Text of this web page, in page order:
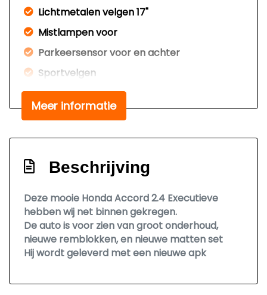
Lichtmetalen velgen 17"
Mistlampen voor
Parkeersensor voor en achter
Sportvelgen
Trekhaak
Xenon koplampen
Interieur
Achterbank in delen neerklapbaar
Electronic climate control
Elektrisch verstelb. bestuurdersstoel met
geheugen
Elektrisch verstelbare passagiersstoel
Elektrische ramen voor
Meer informatie
Beschrijving
Deze mooie Honda Accord 2.4 Executieve
hebben wij net binnen gekregen.
De auto is voor zien van groot onderhoud,
nieuwe remblokken, en nieuwe matten set
Hij wordt geleverd met een nieuwe apk